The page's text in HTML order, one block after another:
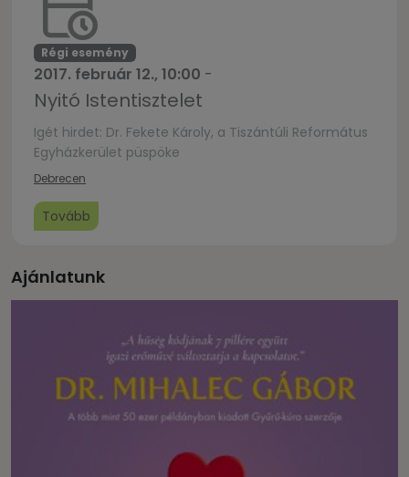
Régi esemény
2017. február 12., 10:00 -
Nyitó Istentisztelet
Igét hirdet: Dr. Fekete Károly, a Tiszántúli Református
Egyházkerület püspöke
Debrecen
Tovább
Ajánlatunk